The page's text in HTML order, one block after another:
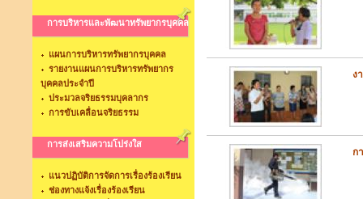
การบริหารและพัฒนาทรัพยากรบุคคล
แผนการบริหารทรัพยากรบุคคล
รายงานแผนการบริหารทรัพยากร
บุคคลประจำปี
ประมวลจริยธรรมบุคลากร
การขับเคลื่อนจริยธรรม
การส่งเสริมความโปร่งใส
แนวปฏิบัติการจัดการเรื่องร้องเรียน
ช่องทางแจ้งเรื่องร้องเรียน
ง
ก